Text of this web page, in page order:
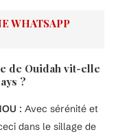
WHATSAPP
de Ouidah vit-elle
?
: Avec sérénité et
dans le sillage de